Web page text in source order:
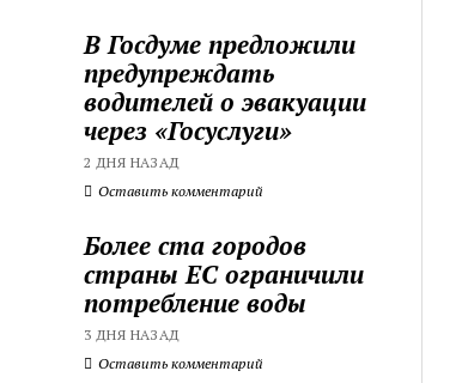
В Госдуме предложили
предупреждать
водителей о эвакуации
через «Госуслуги»
2 ДНЯ НАЗАД
Оставить комментарий
Более ста городов
страны ЕС ограничили
потребление воды
3 ДНЯ НАЗАД
Оставить комментарий